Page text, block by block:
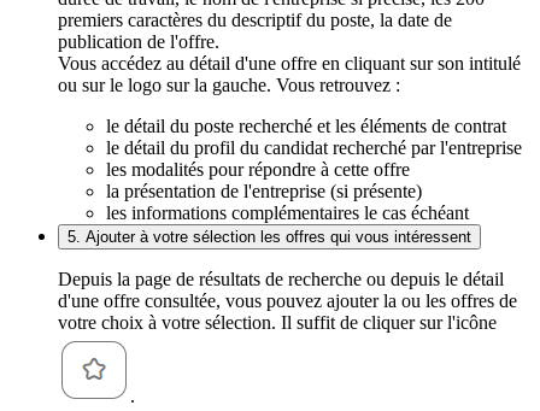
premiers caractères du descriptif du poste, la date de
publication de l'offre.
Vous accédez au détail d'une offre en cliquant sur son intitulé
ou sur le logo sur la gauche. Vous retrouvez :
le détail du poste recherché et les éléments de contrat
le détail du profil du candidat recherché par l'entreprise
les modalités pour répondre à cette offre
la présentation de l'entreprise (si présente)
les informations complémentaires le cas échéant
5. Ajouter à votre sélection les offres qui vous intéressent
Depuis la page de résultats de recherche ou depuis le détail
d'une offre consultée, vous pouvez ajouter la ou les offres de
votre choix à votre sélection. Il suffit de cliquer sur l'icône
.